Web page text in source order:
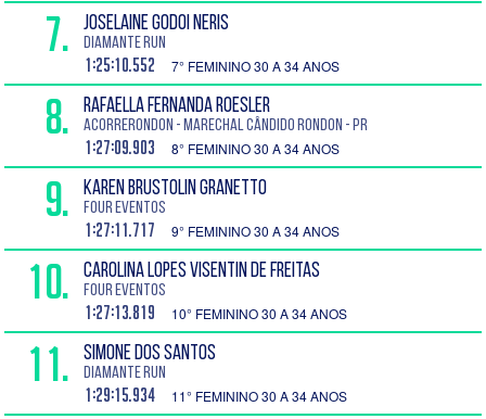
7. JOSELAINE GODOI NERIS
DIAMANTE RUN
1:25:10.552 7° FEMININO 30 A 34 ANOS
8. RAFAELLA FERNANDA ROESLER
AcorreRondon - Marechal Cândido Rondon - PR
1:27:09.903 8° FEMININO 30 A 34 ANOS
9. KAREN BRUSTOLIN GRANETTO
Four Eventos
1:27:11.717 9° FEMININO 30 A 34 ANOS
10. CAROLINA LOPES VISENTIN DE FREITAS
Four Eventos
1:27:13.819 10° FEMININO 30 A 34 ANOS
11. SIMONE DOS SANTOS
DIAMANTE RUN
1:29:15.934 11° FEMININO 30 A 34 ANOS